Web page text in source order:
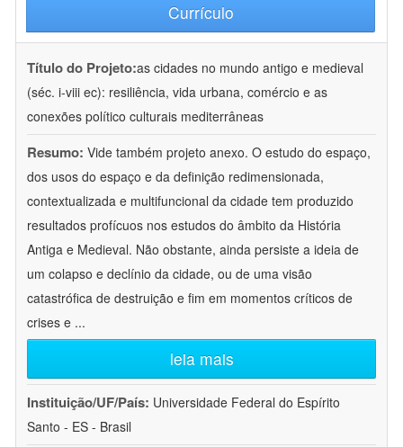
Currículo
Título do Projeto:as cidades no mundo antigo e medieval
(séc. i-viii ec): resiliência, vida urbana, comércio e as
conexões político culturais mediterrâneas
Resumo: Vide também projeto anexo. O estudo do espaço,
dos usos do espaço e da definição redimensionada,
contextualizada e multifuncional da cidade tem produzido
resultados profícuos nos estudos do âmbito da História
Antiga e Medieval. Não obstante, ainda persiste a ideia de
um colapso e declínio da cidade, ou de uma visão
catastrófica de destruição e fim em momentos críticos de
crises e ...
leia mais
Instituição/UF/País: Universidade Federal do Espírito
Santo - ES - Brasil